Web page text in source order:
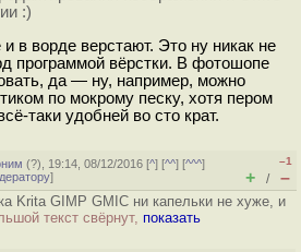
:)
в ворде верстают. Это ну никак не
программой вёрстки. В фотошопе
да — ну, например, можно
по мокрому песку, хотя пером
таки удобней во сто крат.
(?), 19:14, 08/12/2016 [^] [^^] [^^^]
]
–1
+ / –
Krita GIMP GMIC ни капельки не хуже, и
текст свёрнут, показать